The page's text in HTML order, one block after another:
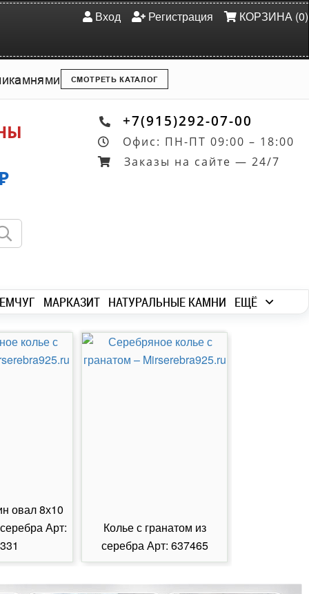
Вход Регистрация КОРЗИНА (0)
камнями СМОТРЕТЬ КАТАЛОГ
+7(915)292-07-00
Офис: ПН-ПТ 09:00 – 18:00
Заказы на сайте — 24/7
МАРКАЗИТ НАТУРАЛЬНЫЕ КАМНИ ЕЩЁ
овал 8х10
Арт:
Колье с гранатом из
серебра Арт: 637465